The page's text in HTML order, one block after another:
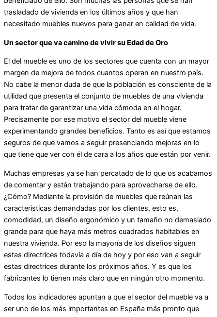
trasladado de vivienda en los últimos años y que han
necesitado muebles nuevos para ganar en calidad de vida.
Un sector que va camino de vivir su Edad de Oro
El del mueble es uno de los sectores que cuenta con un mayor
margen de mejora de todos cuantos operan en nuestro país.
No cabe la menor duda de que la población es consciente de la
utilidad que presenta el conjunto de muebles de una vivienda
para tratar de garantizar una vida cómoda en el hogar.
Precisamente por ese motivo el sector del mueble viene
experimentando grandes beneficios. Tanto es así que estamos
seguros de que vamos a seguir presenciando mejoras en lo
que tiene que ver con él de cara a los años que están por venir.
Muchas empresas ya se han percatado de lo que os acabamos
de comentar y están trabajando para aprovecharse de ello.
¿Cómo? Mediante la provisión de muebles que reúnan las
características demandadas por los clientes, esto es,
comodidad, un diseño ergonómico y un tamaño no demasiado
grande para que haya más metros cuadrados habitables en
nuestra vivienda. Por eso la mayoría de los diseños siguen
estas directrices todavía a día de hoy y por eso van a seguir
estas directrices durante los próximos años. Y es que los
fabricantes lo tienen más claro que en ningún otro momento.
Todos los indicadores apuntan a que el sector del mueble va a
ser uno de los más importantes en España más pronto que